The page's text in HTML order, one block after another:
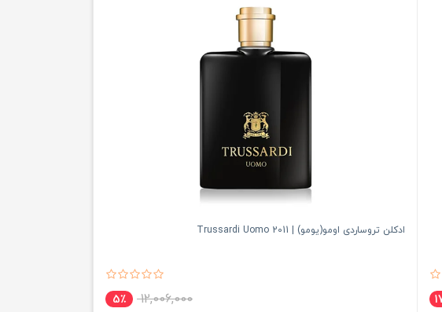
ادکلن تروساردی اومو(یومو) | Trussardi Uomo 2011
12,006,000 5٪